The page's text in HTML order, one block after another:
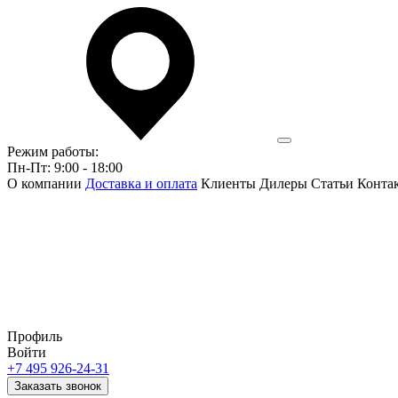
Режим работы:
Пн-Пт: 9:00 - 18:00
О компании Доставка и оплата Клиенты Дилеры Статьи
Профиль
Войти
+7 495 926-24-31
Заказать звонок